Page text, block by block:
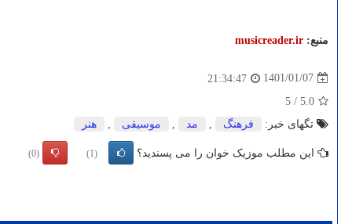
منبع: musicreader.ir
1401/01/07
21:34:47
5.0
/
5
تگهای خبر:
فرهنگ , مد , موسیقی , هنر
این مطلب موزیک خوان را می پسندید؟ (1)
(0)